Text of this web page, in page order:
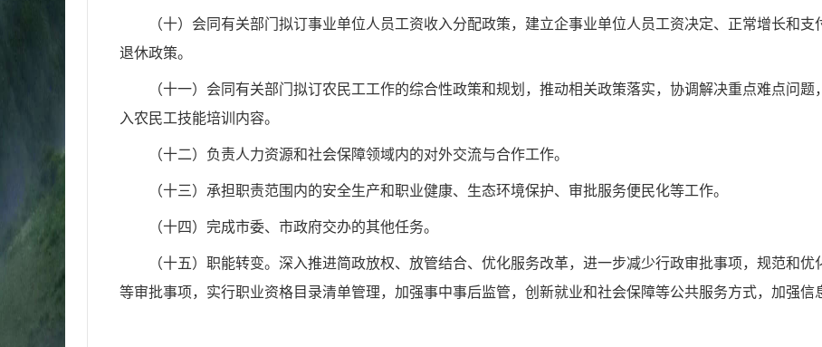
（十）会同有关部门拟订事业单位人员工资收入分配政策， 建立企事业单位人员工资决定、正常增长和支
退休政策。
（十一）会同有关部门拟订农民工工作的综合性政策和规划，推动相关政策落实，协调解决重点难点问题
入农民工技能培训内容。
（十二）负责人力资源和社会保障领域内的对外交流与合作工作。
（十三）承担职责范围内的安全生产和职业健康、生态环境保护、审批服务便民化等工作。
（十四）完成市委、市政府交办的其他任务。
（十五）职能转变。深入推进简政放权、放管结合、优化服务改革，进一步减少行政审批事项，规范和优
等审批事项，实行职业资格目录清单管理，加强事中事后监管，创新就业和社会保障等公共服务方式， 加强信